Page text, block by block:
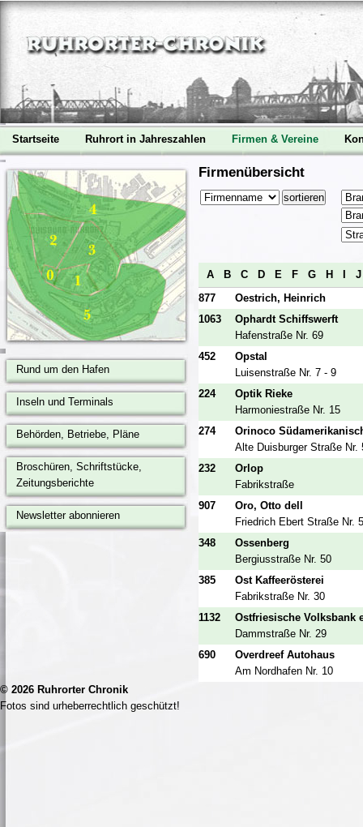
Startseite Ruhrort in Jahreszahlen Firmen & Vereine
Rund um den Hafen
Inseln und Terminals
Behörden, Betriebe, Pläne
Broschüren, Schriftstücke,
Zeitungsberichte
Newsletter abonnieren
Firmenübersicht
A B C D E F G H
877
Oestrich, Heinrich
1063
Ophardt Schiffswerft
Hafenstraße Nr. 69
452
Opstal
Luisenstraße Nr. 7 - 9
224
Optik Rieke
Harmoniestraße Nr. 15
274
Orinoco
Alte Duisburger Straße Nr.
232
Orlop
Fabrikstraße
907
Oro, Otto dell
Friedrich Ebert Straße Nr. 5
348
Ossenberg
Bergiusstraße Nr. 50
385
Ost Kaffeerösterei
Fabrikstraße Nr. 30
1132
Ostfriesische Volksbank
Dammstraße Nr. 29
690
Overdreef Autohaus
Am Nordhafen Nr. 10
© 2026 Ruhrorter Chronik
Fotos sind urheberrechtlich geschützt!